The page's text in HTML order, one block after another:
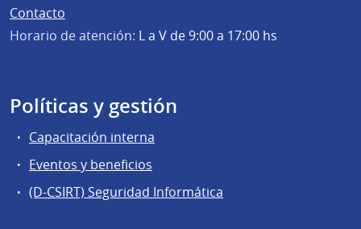
Contacto
Horario de atención: L a V de 9:00 a 17:00 hs
Políticas y gestión
Capacitación interna
Eventos y beneficios
(D-CSIRT) Seguridad Informática